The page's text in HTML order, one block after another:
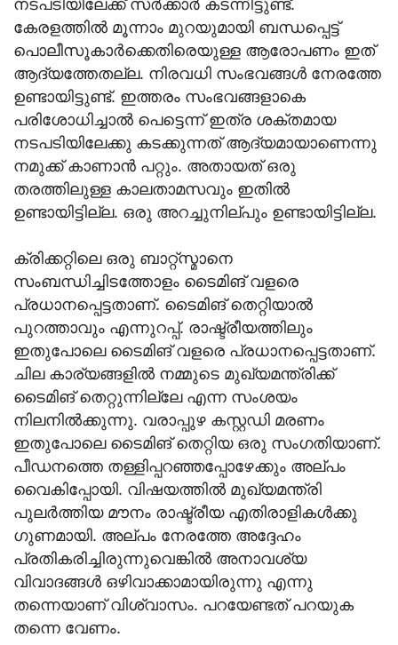
നടപടിയിലേക്ക് സര്‍ക്കാര്‍ കടന്നിട്ടുണ്ട്.
കേരളത്തില്‍ മൂന്നാം മുറയുമായി ബന്ധപ്പെട്ട്
പൊലീസൂകാര്‍ക്കെതിരെയുള്ള ആരോപണം ഇത്
ആദ്യത്തേതല്ല. നിരവധി സംഭവങ്ങള്‍ നേരത്തേ
ഉണ്ടായിട്ടുണ്ട്. ഇത്തരം സംഭവങ്ങളാകെ
പരിശോധിച്ചാല്‍ പെട്ടെന്ന് ഇത്ര ശക്തമായ
നടപടിയിലേക്കു കടക്കുന്നത് ആദ്യമായാണെന്നു
നമുക്ക് കാണാന്‍ പറ്റും. അതായത് ഒരു
തരത്തിലുള്ള കാലതാമസവും ഇതില്‍
ഉണ്ടായിട്ടില്ല. ഒരു അറച്ചുനില്പും ഉണ്ടായിട്ടില്ല.
ക്രിക്കറ്റിലെ ഒരു ബാറ്റ്‌സ്മാനെ
സംബന്ധിച്ചിടത്തോളം ടൈമിങ് വളരെ
പ്രധാനപ്പെട്ടതാണ്. ടൈമിങ് തെറ്റിയാല്‍
പുറത്താവും എന്നുറപ്പ്. രാഷ്ട്രീയത്തിലും
ഇതുപോലെ ടൈമിങ് വളരെ പ്രധാനപ്പെട്ടതാണ്.
ചില കാര്യങ്ങളില്‍ നമ്മുടെ മുഖ്യമന്ത്രിക്ക്
ടൈമിങ് തെറ്റുന്നില്ലേ എന്ന സംശയം
നിലനില്‍ക്കുന്നു. വരാപ്പുഴ കസ്റ്റഡി മരണം
ഇതുപോലെ ടൈമിങ് തെറ്റിയ ഒരു സംഗതിയാണ്.
പീഡനത്തെ തള്ളിപ്പറഞ്ഞപ്പോഴേക്കും അല്പം
വൈകിപ്പോയി. വിഷയത്തില്‍ മുഖ്യമന്ത്രി
പുലര്‍ത്തിയ മൗനം രാഷ്ട്രീയ എതിരാളികള്‍ക്കു
ഗുണമായി. അല്പം നേരത്തേ അദ്ദേഹം
പ്രതികരിച്ചിരുന്നുവെങ്കില്‍ അനാവശ്യ
വിവാദങ്ങള്‍ ഒഴിവാക്കാമായിരുന്നു എന്നു
തന്നെയാണ് വിശ്വാസം. പറയേണ്ടത് പറയുക
തന്നെ വേണം.